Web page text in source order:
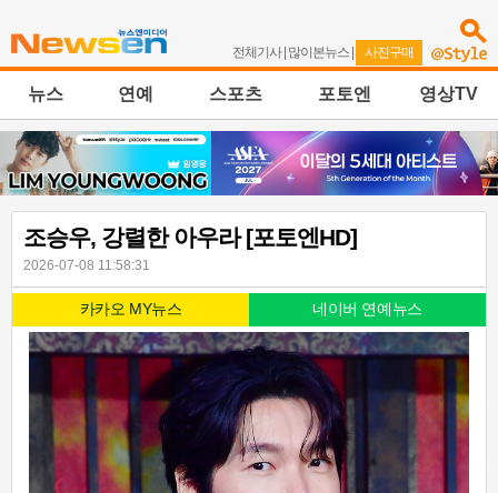
전체기사| 많이본뉴스 | 사진구매
뉴스 연예 스포츠 포토엔 영상TV
조승우, 강렬한 아우라 [포토엔HD]
2026-07-08 11:58:31
카카오 MY뉴스 네이버 연예뉴스